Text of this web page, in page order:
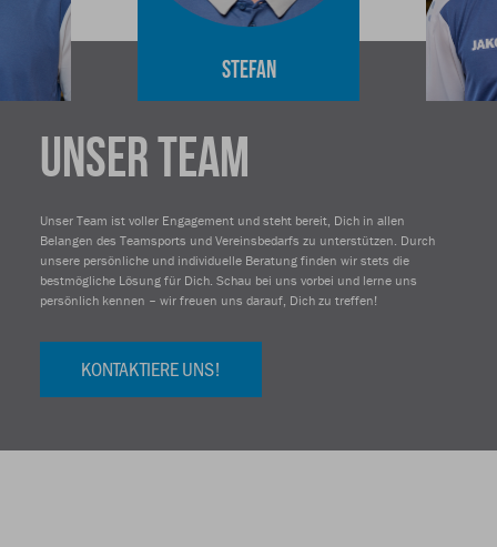
Stefan
UNSER TEAM
Unser Team ist voller Engagement und steht bereit, Dich in allen
Belangen des Teamsports und Vereinsbedarfs zu unterstützen. Durch
unsere persönliche und individuelle Beratung finden wir stets die
bestmögliche Lösung für Dich. Schau bei uns vorbei und lerne uns
persönlich kennen – wir freuen uns darauf, Dich zu treffen!
KONTAKTIERE UNS!